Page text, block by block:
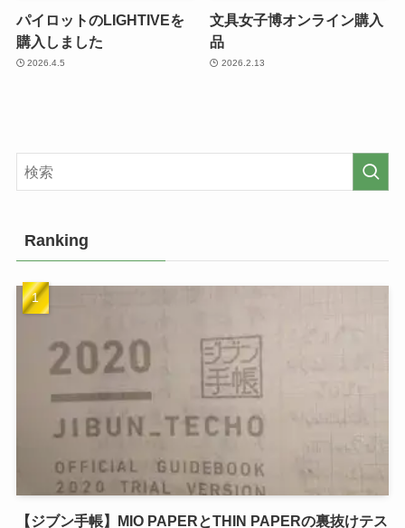
パイロットのLIGHTIVEを
購入しました
2026.4.5
文具女子博オンライン購入
品
2026.2.13
Ranking
【ジブン手帳】MIO PAPERとTHIN PAPERの裏抜けテス